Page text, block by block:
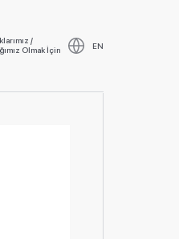
/
Olmak İçin
EN